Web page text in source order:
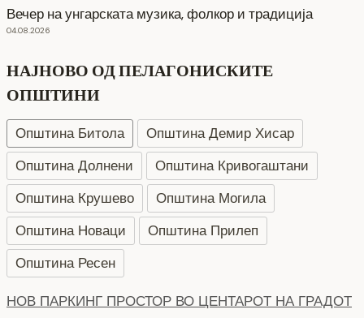
Вечер на унгарската музика, фолкор и традиција
04.08.2026
НАЈНОВО ОД ПЕЛАГОНИСКИТЕ
ОПШТИНИ
Општина Битола
Општина Демир Хисар
Општина Долнени
Општина Кривогаштани
Општина Крушево
Општина Могила
Општина Новаци
Општина Прилеп
Општина Ресен
НОВ ПАРКИНГ ПРОСТОР ВО ЦЕНТАРОТ НА ГРАДОТ